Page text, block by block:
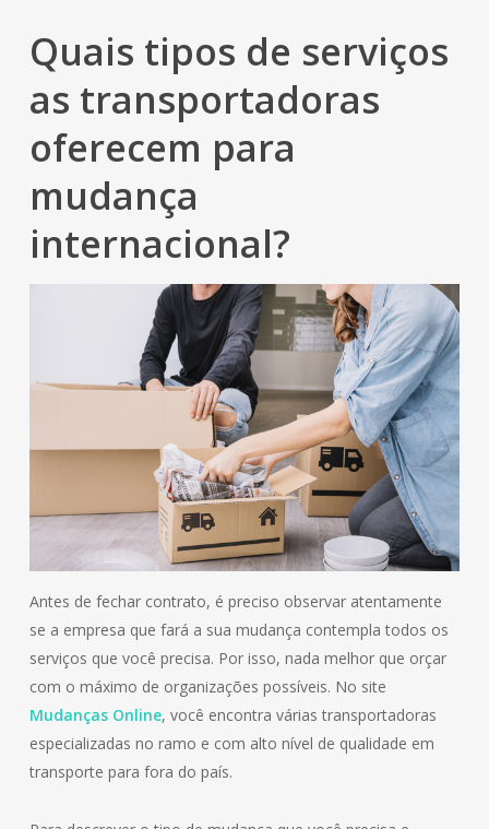
Quais tipos de serviços
as transportadoras
oferecem para
mudança
internacional?
Antes de fechar contrato, é preciso observar atentamente
se a empresa que fará a sua mudança contempla todos os
serviços que você precisa. Por isso, nada melhor que orçar
com o máximo de organizações possíveis. No site
Mudanças Online, você encontra várias transportadoras
especializadas no ramo e com alto nível de qualidade em
transporte para fora do país.